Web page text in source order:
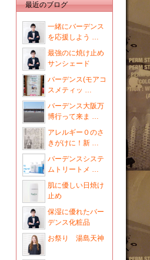
最近のブログ
一緒にバーデンス
を応援しよう …
最強のに焼け止め
サンシェード
バーデンス(モアコ
スメティッ …
バーデンス大阪万
博行って来ま …
アレルギー０のさ
きがけに！新 …
バーデンスシステ
ムトリートメ …
肌に優しい日焼け
止め
保湿に優れたバー
デンス化粧品
お祭り 湯島天神